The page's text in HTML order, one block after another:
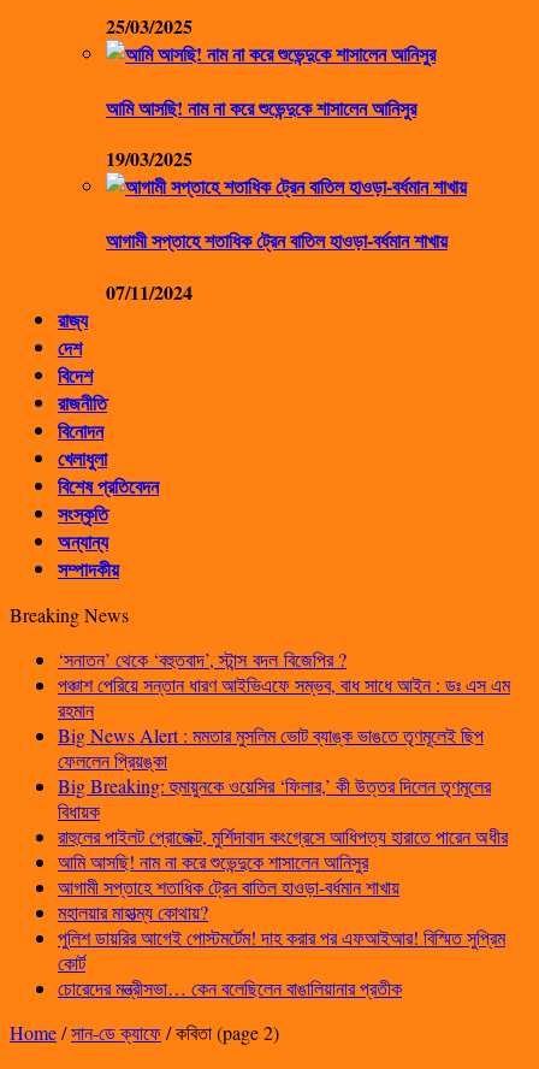
25/03/2025
আমি আসছি! নাম না করে শুভেন্দুকে শাসালেন আনিসুর
19/03/2025
আগামী সপ্তাহে শতাধিক ট্রেন বাতিল হাওড়া-বর্ধমান শাখায়
07/11/2024
রাজ্য
দেশ
বিদেশ
রাজনীতি
বিনোদন
খেলাধুলা
বিশেষ প্রতিবেদন
সংস্কৃতি
অন্যান্য
সম্পাদকীয়
Breaking News
‘সনাতন’ থেকে ‘বহুতবাদ’, স্টান্স বদল বিজেপির ?
পঞ্চাশ পেরিয়ে সন্তান ধারণ আইভিএফে সম্ভব, বাধ সাধে আইন : ডঃ এস এম
রহমান
Big News Alert : মমতার মুসলিম ভোট ব্যাঙ্ক ভাঙতে তৃণমূলেই ছিপ
ফেললেন প্রিয়ঙ্কা
Big Breaking: হুমায়ুনকে ওয়েসির ‘ফিলার,’ কী উত্তর দিলেন তৃণমূলের
বিধায়ক
রাহুলের পাইলট প্রোজেক্ট, মুর্শিদাবাদ কংগ্রেসে আধিপত্য হারাতে পারেন অধীর
আমি আসছি! নাম না করে শুভেন্দুকে শাসালেন আনিসুর
আগামী সপ্তাহে শতাধিক ট্রেন বাতিল হাওড়া-বর্ধমান শাখায়
মহালয়ার মাহাত্ম্য কোথায়?
পুলিশ ডায়রির আগেই পোস্টমর্টেম! দাহ করার পর এফআইআর! বিস্মিত সুপ্রিম
কোর্ট
চোরেদের মন্ত্রীসভা… কেন বলেছিলেন বাঙালিয়ানার প্রতীক
Home/সান-ডে ক্যাফে/কবিতা(page 2)